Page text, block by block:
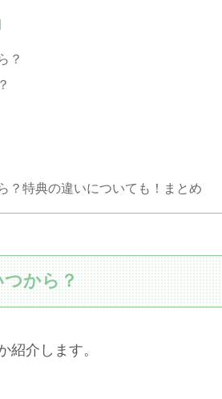
？
？特典の違いについても！まとめ
つから？
紹介します。